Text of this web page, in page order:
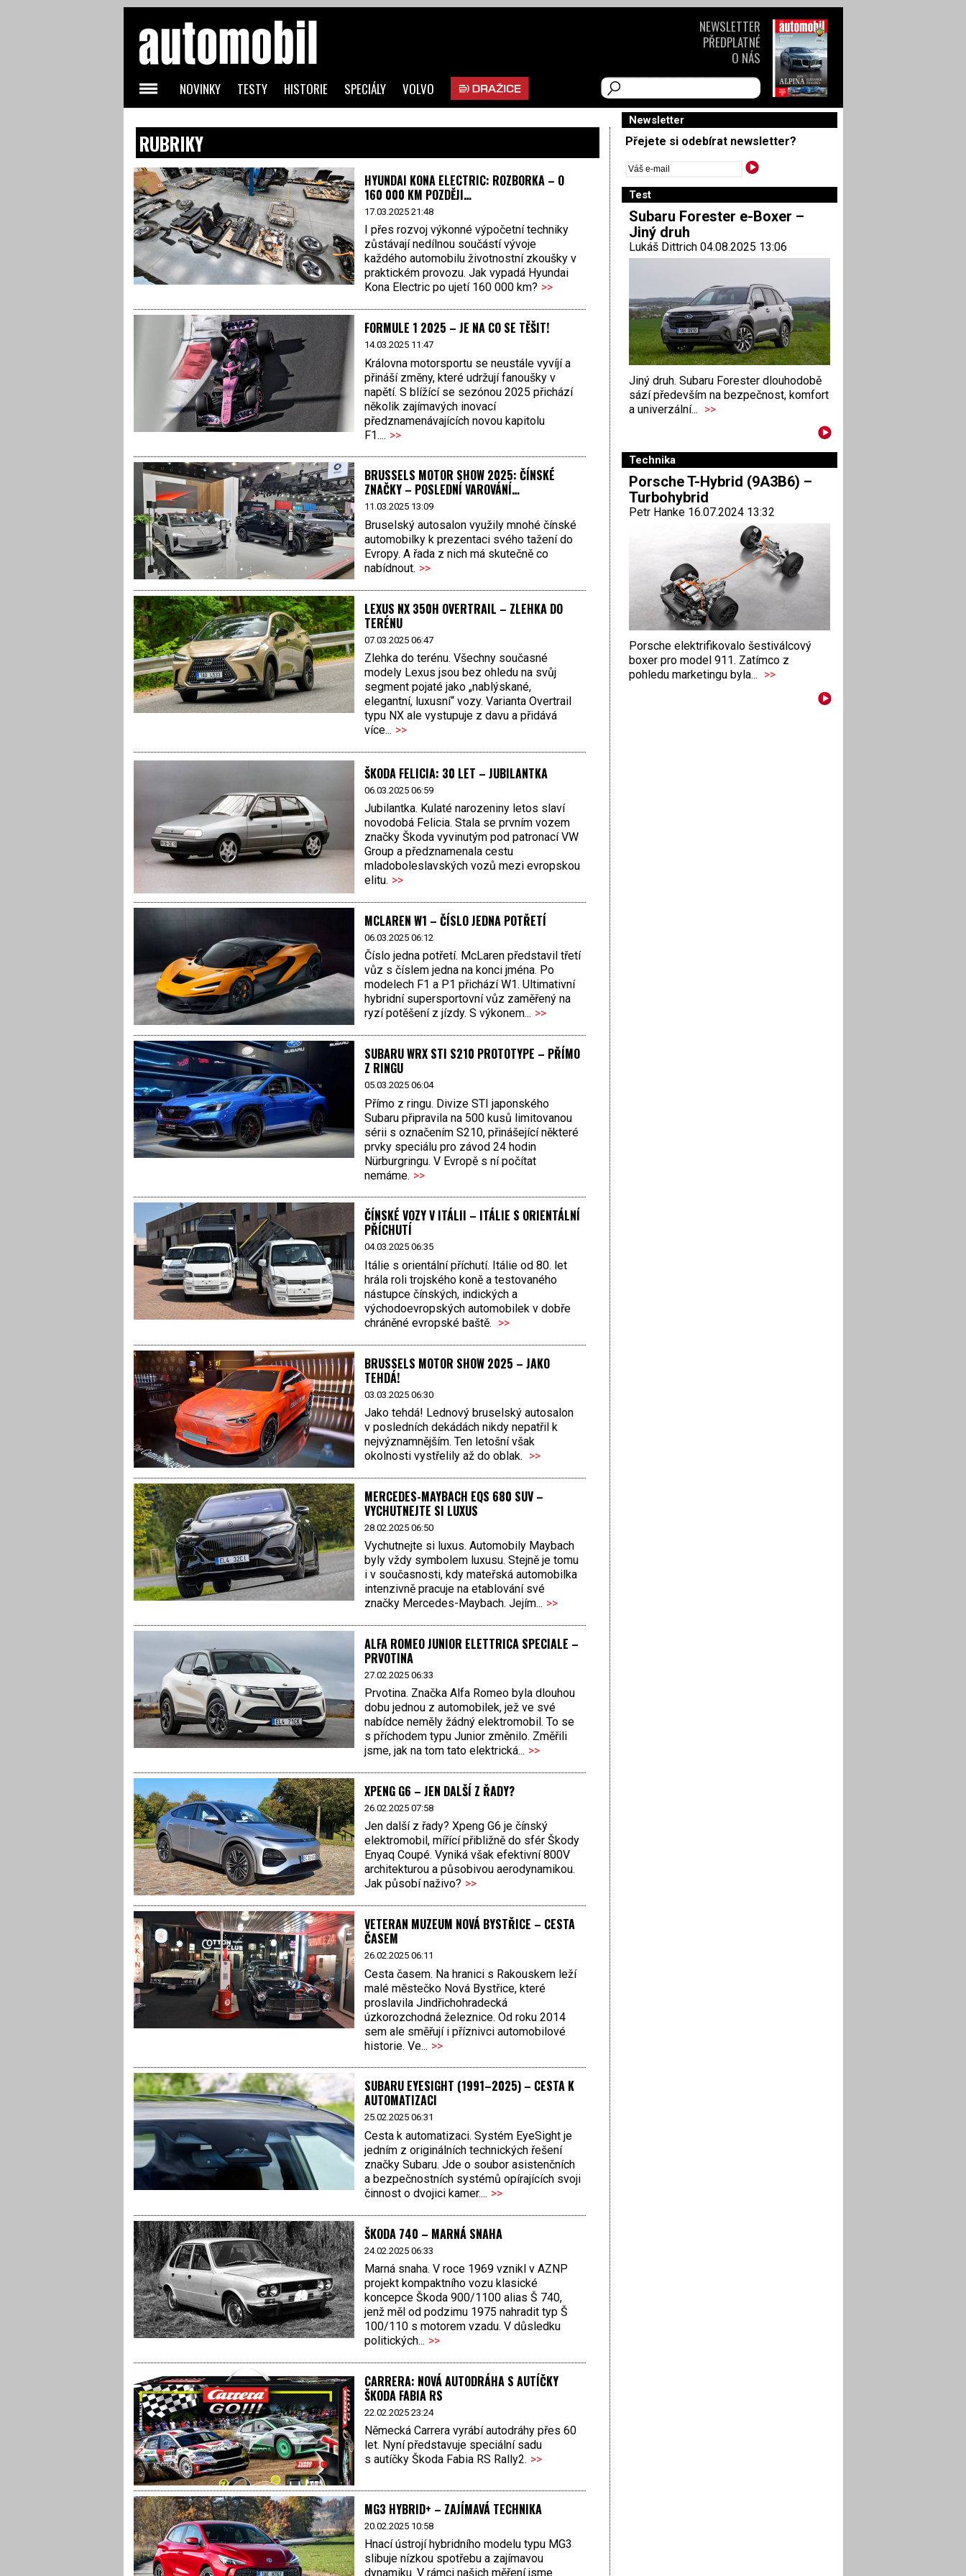
RUBRIKY
HYUNDAI KONA ELECTRIC: ROZBORKA – O
160 000 KM POZDĚJI…
17.03.2025 21:48
I přes rozvoj výkonné výpočetní techniky
zůstávají nedílnou součástí vývoje
každého automobilu životnostní zkoušky v
praktickém provozu. Jak vypadá Hyundai
Kona Electric po ujetí 160 000 km? >>
FORMULE 1 2025 – JE NA CO SE TĚŠIT!
14.03.2025 11:47
Královna motorsportu se neustále vyvíjí a
přináší změny, které udržují fanoušky v
napětí. S blížící se sezónou 2025 přichází
několik zajímavých inovací
předznamenávajících novou kapitolu
F1.... >>
BRUSSELS MOTOR SHOW 2025: ČÍNSKÉ
ZNAČKY – POSLEDNÍ VAROVÁNÍ…
11.03.2025 13:09
Bruselský autosalon využily mnohé čínské
automobilky k prezentaci svého tažení do
Evropy. A řada z nich má skutečně co
nabídnout. >>
LEXUS NX 350H OVERTRAIL – ZLEHKA DO
TERÉNU
07.03.2025 06:47
Zlehka do terénu. Všechny současné
modely Lexus jsou bez ohledu na svůj
segment pojaté jako „nablýskané,
elegantní, luxusní“ vozy. Varianta Overtrail
typu NX ale vystupuje z davu a přidává
více... >>
ŠKODA FELICIA: 30 LET – JUBILANTKA
06.03.2025 06:59
Jubilantka. Kulaté narozeniny letos slaví
novodobá Felicia. Stala se prvním vozem
značky Škoda vyvinutým pod patronací VW
Group a předznamenala cestu
mladoboleslavských vozů mezi evropskou
elitu. >>
MCLAREN W1 – ČÍSLO JEDNA POTŘETÍ
06.03.2025 06:12
Číslo jedna potřetí. McLaren představil třetí
vůz s číslem jedna na konci jména. Po
modelech F1 a P1 přichází W1. Ultimativní
hybridní supersportovní vůz zaměřený na
ryzí potěšení z jízdy. S výkonem... >>
SUBARU WRX STI S210 PROTOTYPE – PŘÍMO
Z RINGU
05.03.2025 06:04
Přímo z ringu. Divize STI japonského
Subaru připravila na 500 kusů limitovanou
sérii s označením S210, přinášející některé
prvky speciálu pro závod 24 hodin
Nürburgringu. V Evropě s ní počítat
nemáme. >>
ČÍNSKÉ VOZY V ITÁLII – ITÁLIE S ORIENTÁLNÍ
PŘÍCHUTÍ
04.03.2025 06:35
Itálie s orientální příchutí. Itálie od 80. let
hrála roli trojského koně a testovaného
nástupce čínských, indických a
východoevropských automobilek v dobře
chráněné evropské baště. >>
BRUSSELS MOTOR SHOW 2025 – JAKO
TEHDÁ!
03.03.2025 06:30
Jako tehdá! Lednový bruselský autosalon
v posledních dekádách nikdy nepatřil k
nejvýznamnějším. Ten letošní však
okolnosti vystřelily až do oblak. >>
MERCEDES-MAYBACH EQS 680 SUV –
VYCHUTNEJTE SI LUXUS
28.02.2025 06:50
Vychutnejte si luxus. Automobily Maybach
byly vždy symbolem luxusu. Stejně je tomu
i v současnosti, kdy mateřská automobilka
intenzivně pracuje na etablování své
značky Mercedes-Maybach. Jejím... >>
ALFA ROMEO JUNIOR ELETTRICA SPECIALE –
PRVOTINA
27.02.2025 06:33
Prvotina. Značka Alfa Romeo byla dlouhou
dobu jednou z automobilek, jež ve své
nabídce neměly žádný elektromobil. To se
s příchodem typu Junior změnilo. Změřili
jsme, jak na tom tato elektrická... >>
XPENG G6 – JEN DALŠÍ Z ŘADY?
26.02.2025 07:58
Jen další z řady? Xpeng G6 je čínský
elektromobil, mířící přibližně do sfér Škody
Enyaq Coupé. Vyniká však efektivní 800V
architekturou a působivou aerodynamikou.
Jak působí naživo? >>
VETERAN MUZEUM NOVÁ BYSTŘICE – CESTA
ČASEM
26.02.2025 06:11
Cesta časem. Na hranici s Rakouskem leží
malé městečko Nová Bystřice, které
proslavila Jindřichohradecká
úzkorozchodná železnice. Od roku 2014
sem ale směřují i příznivci automobilové
historie. Ve... >>
SUBARU EYESIGHT (1991–2025) – CESTA K
AUTOMATIZACI
25.02.2025 06:31
Cesta k automatizaci. Systém EyeSight je
jedním z originálních technických řešení
značky Subaru. Jde o soubor asistenčních
a bezpečnostních systémů opírajících svoji
činnost o dvojici kamer.... >>
ŠKODA 740 – MARNÁ SNAHA
24.02.2025 06:33
Marná snaha. V roce 1969 vznikl v AZNP
projekt kompaktního vozu klasické
koncepce Škoda 900/1100 alias Š 740,
jenž měl od podzimu 1975 nahradit typ Š
100/110 s motorem vzadu. V důsledku
politických... >>
CARRERA: NOVÁ AUTODRÁHA S AUTÍČKY
ŠKODA FABIA RS
22.02.2025 23:24
Německá Carrera vyrábí autodráhy přes 60
let. Nyní představuje speciální sadu
s autíčky Škoda Fabia RS Rally2. >>
MG3 HYBRID+ – ZAJÍMAVÁ TECHNIKA
20.02.2025 10:58
Hnací ústrojí hybridního modelu typu MG3
slibuje nízkou spotřebu a zajímavou
dynamiku. V rámci našich měření jsme
Newsletter
Přejete si odebírat newsletter?
Test
Subaru Forester e-Boxer –
Jiný druh
Lukáš Dittrich 04.08.2025 13:06
Jiný druh. Subaru Forester dlouhodobě
sází především na bezpečnost, komfort
a univerzální... >>
Technika
Porsche T-Hybrid (9A3B6) –
Turbohybrid
Petr Hanke 16.07.2024 13:32
Porsche elektrifikovalo šestiválcový
boxer pro model 911. Zatímco z
pohledu marketingu byla... >>
NOVINKY TESTY HISTORIE SPECIÁLY VOLVO
NEWSLETTER
PŘEDPLATNÉ
O NÁS